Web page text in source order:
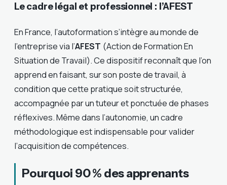
Le cadre légal et professionnel : l’AFEST
En France, l’autoformation s’intègre au monde de
l’entreprise via l’AFEST (Action de Formation En
Situation de Travail). Ce dispositif reconnaît que l’on
apprend en faisant, sur son poste de travail, à
condition que cette pratique soit structurée,
accompagnée par un tuteur et ponctuée de phases
réflexives. Même dans l’autonomie, un cadre
méthodologique est indispensable pour valider
l’acquisition de compétences.
Pourquoi 90 % des apprenants